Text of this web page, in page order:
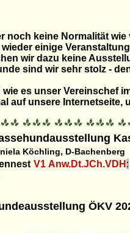
noch keine Normalität
einige
wir dazu keine
sind wir sehr stolz -
wie es unser Vereinschef
auf unsere
Köchling, D-Bachenberg
V1 Anw.Dt.JCh.VDH :
ÖKV